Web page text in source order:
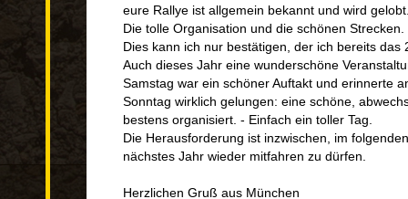
eure Rallye ist allgemein bekannt und wird
Die tolle Organisation und die schönen Strecken.
Dies kann ich nur bestätigen, der ich bereits das
Auch dieses Jahr eine wunderschöne
Samstag war ein schöner Auftakt und erinnerte
Sonntag wirklich gelungen: eine schöne,
bestens organisiert. - Einfach ein toller Tag.
Die Herausforderung ist inzwischen, im
nächstes Jahr wieder mitfahren zu dürfen.
Herzlichen Gruß aus München